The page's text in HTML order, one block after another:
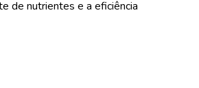
de nutrientes e a eficiência